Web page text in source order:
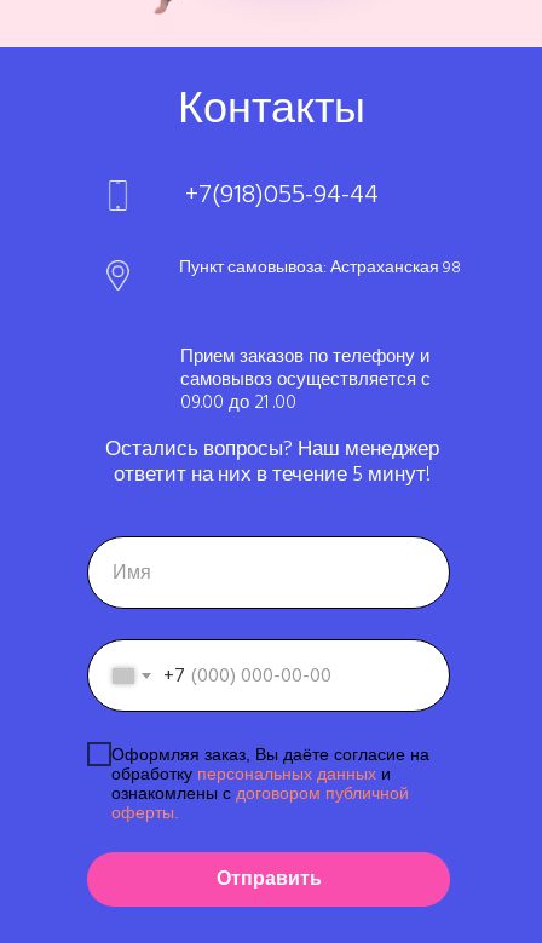
+7
Оформляя заказ, Вы даёте согласие на
обработку персональных данных и
ознакомлены с договором публичной
оферты.
Отправить
Контакты
Пункт самовывоза: Астраханская 98
+7(918)055-94-44
Прием заказов по телефону и
самовывоз осуществляется с
09.00 до 21 .00
Остались вопросы? Наш менеджер
ответит на них в течение 5 минут!